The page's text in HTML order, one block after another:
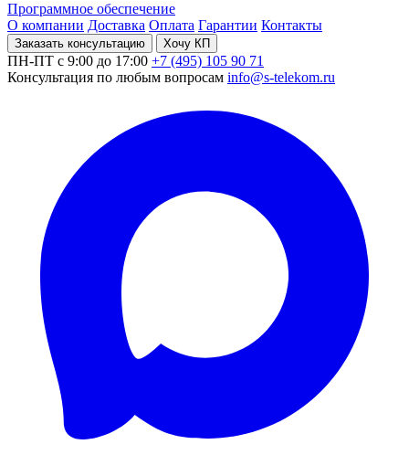
Программное обеспечение
О компании Доставка Оплата Гарантии Контакты
Заказать консультацию Хочу КП
ПН-ПТ с 9:00 до 17:00 +7 (495) 105 90 71
Консультация по любым вопросам info@s-telekom.ru